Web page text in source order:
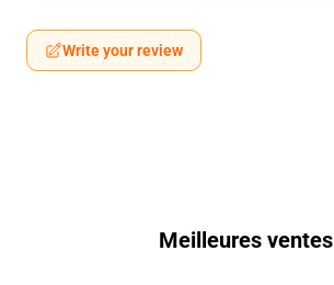
Write your review
Meilleures ventes